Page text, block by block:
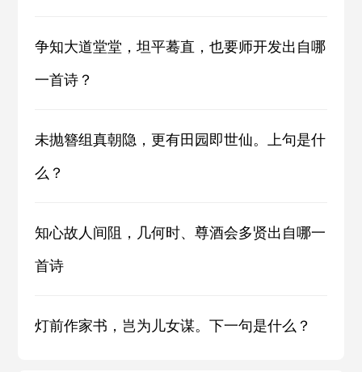
争知大道堂堂，坦平蓦直，也要师开发出自哪
一首诗？
未抛簪组真朝隐，更有田园即世仙。上句是什
么？
知心故人间阻，几何时、尊酒会多贤出自哪一
首诗
灯前作家书，岂为儿女谋。下一句是什么？